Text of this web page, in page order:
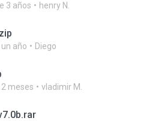
3 años henry N.
año Diego
2 meses vladimir M.